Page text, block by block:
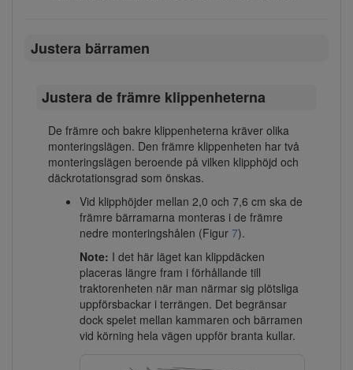
Justera bärramen
Justera de främre klippenheterna
De främre och bakre klippenheterna kräver olika
monteringslägen. Den främre klippenheten har två
monteringslägen beroende på vilken klipphöjd och
däckrotationsgrad som önskas.
Vid klipphöjder mellan 2,0 och 7,6 cm ska de
främre bärramarna monteras i de främre
nedre monteringshålen (Figur 7).
Note: I det här läget kan klippdäcken
placeras längre fram i förhållande till
traktorenheten när man närmar sig plötsliga
uppförsbackar i terrängen. Det begränsar
dock spelet mellan kammaren och bärramen
vid körning hela vägen uppför branta kullar.